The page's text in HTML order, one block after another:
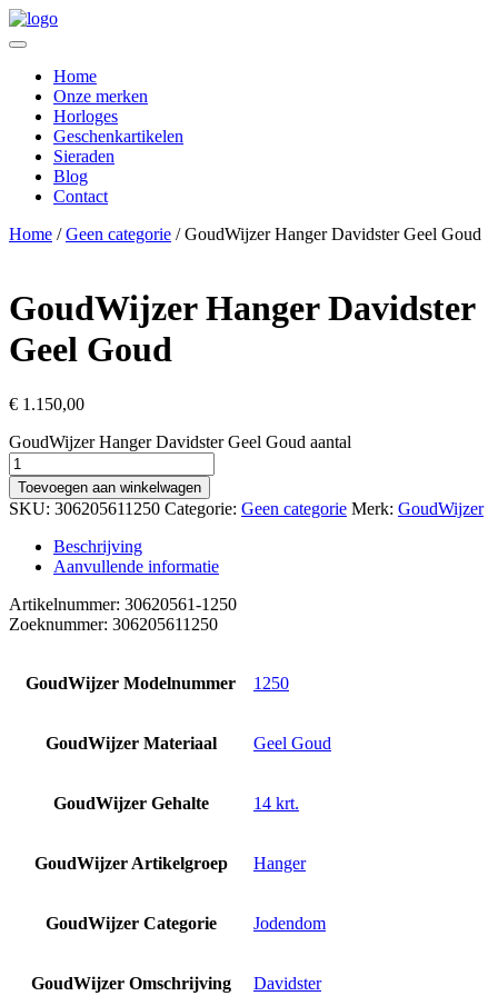
Home
Onze merken
Horloges
Geschenkartikelen
Sieraden
Blog
Contact
Home /Geen categorie / GoudWijzer Hanger Davidster Geel Goud
GoudWijzer Hanger Davidster
Geel Goud
€ 1.150,00
GoudWijzer Hanger Davidster Geel Goud aantal
Toevoegen aan winkelwagen
SKU: 306205611250 Categorie: Geen categorie Merk: GoudWijzer
Beschrijving
Aanvullende informatie
Artikelnummer: 30620561-1250
Zoeknummer: 306205611250
GoudWijzer Modelnummer 1250
GoudWijzer Materiaal Geel Goud
GoudWijzer Gehalte 14 krt.
GoudWijzer Artikelgroep Hanger
GoudWijzer Categorie Jodendom
GoudWijzer Omschrijving Davidster